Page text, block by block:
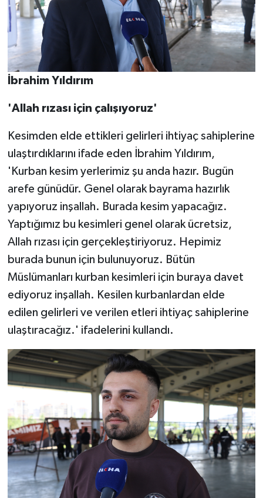
İbrahim Yıldırım
'Allah rızası için çalışıyoruz'
Kesimden elde ettikleri gelirleri ihtiyaç sahiplerine
ulaştırdıklarını ifade eden İbrahim Yıldırım,
'Kurban kesim yerlerimiz şu anda hazır. Bugün
arefe günüdür. Genel olarak bayrama hazırlık
yapıyoruz inşallah. Burada kesim yapacağız.
Yaptığımız bu kesimleri genel olarak ücretsiz,
Allah rızası için gerçekleştiriyoruz. Hepimiz
burada bunun için bulunuyoruz. Bütün
Müslümanları kurban kesimleri için buraya davet
ediyoruz inşallah. Kesilen kurbanlardan elde
edilen gelirleri ve verilen etleri ihtiyaç sahiplerine
ulaştıracağız.' ifadelerini kullandı.